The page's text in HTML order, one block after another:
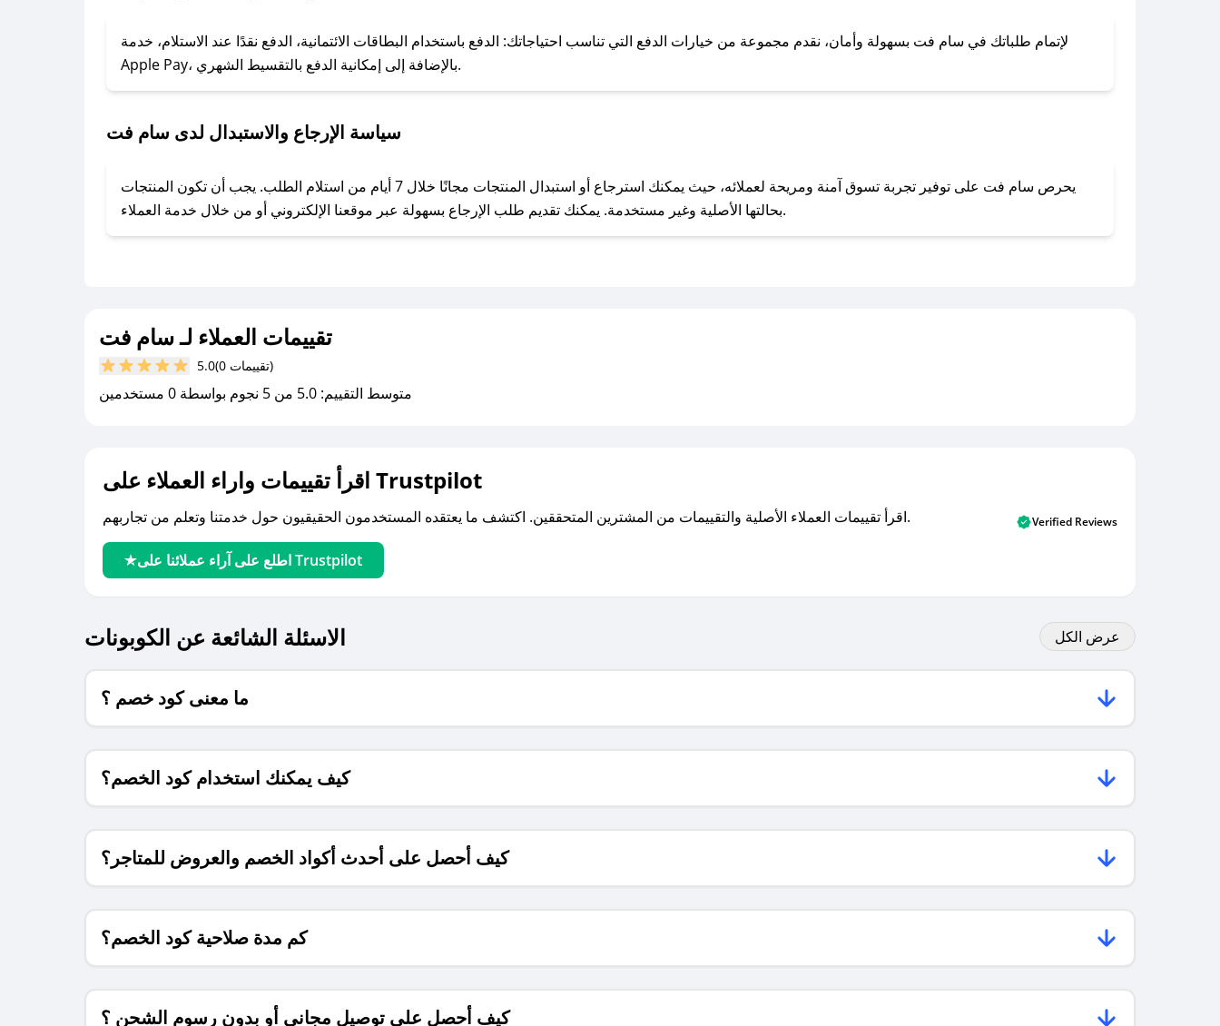
للحصول على كوبونات وخصومات حصرية، قم بما يلي:
- اضغط على أيقونة متابعة لمتجر سام فت في تطبيق صحصح.
- تابع حسابنا الرسمي على تويتر وقم بتفعيل زر التنبيهات.
لإتمام طلباتك في سام فت بسهولة وأمان، نقدم مجموعة من خيارات الدفع التي تناسب احتياجاتك: الدفع باستخدام البطاقات الائتمانية، الدفع نقدًا عند الاستلام، خدمة
Apple Pay، بالإضافة إلى إمكانية الدفع بالتقسيط الشهري.
سياسة الإرجاع والاستبدال لدى سام فت
يحرص سام فت على توفير تجربة تسوق آمنة ومريحة لعملائه، حيث يمكنك استرجاع أو استبدال المنتجات مجانًا خلال 7 أيام من استلام الطلب. يجب أن تكون المنتجات
بحالتها الأصلية وغير مستخدمة. يمكنك تقديم طلب الإرجاع بسهولة عبر موقعنا الإلكتروني أو من خلال خدمة العملاء.
تقييمات العملاء لـ سام فت
5.0 (0 تقييمات)
متوسط التقييم: 5.0 من 5 نجوم بواسطة 0 مستخدمين
اقرأ تقييمات واراء العملاء على Trustpilot
اقرأ تقييمات العملاء الأصلية والتقييمات من المشترين المتحققين. اكتشف ما يعتقده المستخدمون الحقيقيون حول خدمتنا وتعلم من تجاربهم.
اطلع على آراء عملائنا على Trustpilot
Verified Reviews
الاسئلة الشائعة عن الكوبونات عرض الكل
ما معنى كود خصم ؟
كيف يمكنك استخدام كود الخصم؟
كيف أحصل على أحدث أكواد الخصم والعروض للمتاجر؟
كم مدة صلاحية كود الخصم؟
كيف أحصل على توصيل مجاني أو بدون رسوم الشحن ؟